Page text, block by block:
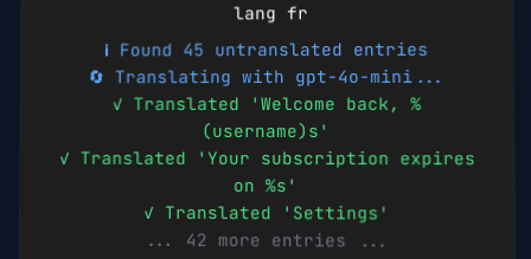
lang fr
ℹ️ Found 45 untranslated entries
🔄 Translating with gpt-4o-mini...
✓ Translated 'Welcome back, %
(username)s'
✓ Translated 'Your subscription expires
on %s'
✓ Translated 'Settings'
... 42 more entries ...